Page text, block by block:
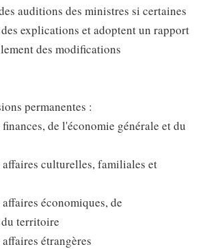
auditions des ministres si certaines
explications et adoptent un rapport
des modifications
permanentes :
de l'économie générale et du
affaires culturelles, familiales et
économiques, de
territoire
étrangères